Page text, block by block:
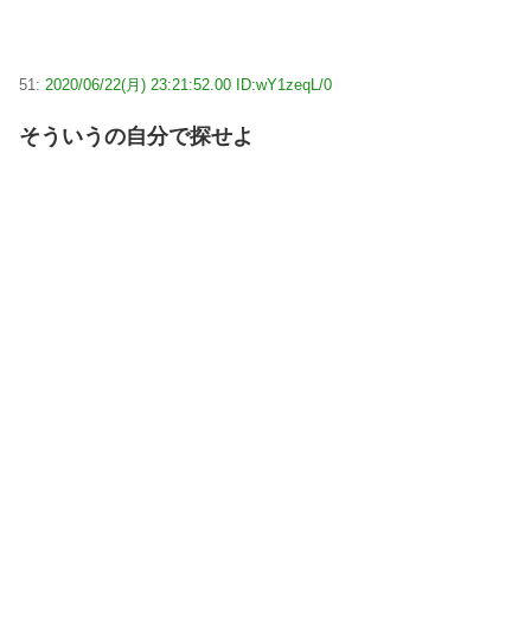
51: 2020/06/22(月) 23:21:52.00 ID:wY1zeqL/0
そういうの自分で探せよ